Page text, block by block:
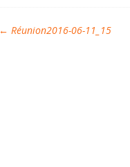
← Réunion2016-06-11_15